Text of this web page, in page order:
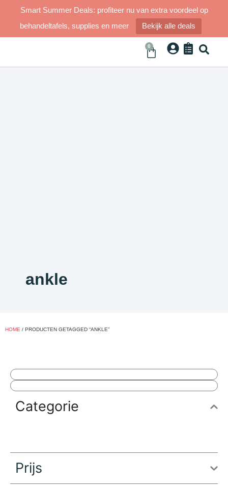
Smart Summer Deals: profiteer nu van extra voordeel op
behandeltafels, supplies en meer
Bekijk alle deals
0
ankle
HOME / PRODUCTEN GETAGGED “ANKLE”
Categorie
Prijs